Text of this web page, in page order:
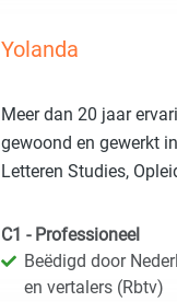
Yolanda
Meer dan 20 jaar
gewoond en gewerkt
Letteren Studies,
C1 - Professioneel
Beëdigd door
en vertalers (Rbtv)